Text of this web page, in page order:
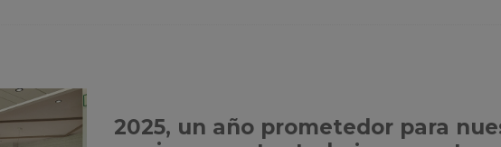
2025, un año prometedor para